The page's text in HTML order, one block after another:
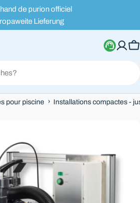
de purion officiel
Lieferung
pour piscine › Installations compactes -